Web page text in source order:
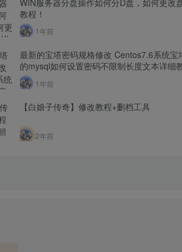
教程！
1年前
最新的宝塔密码规格修改 Centos7.6系统宝
的mysql如何设置密码不限制长度文本详细
1年前
【白娘子传奇】修改教程+删档工具
2年前